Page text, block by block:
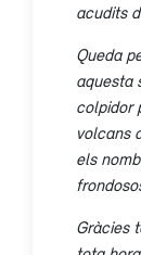
acudits
Queda
aquesta
colpidor
volcans
els
Gràcies